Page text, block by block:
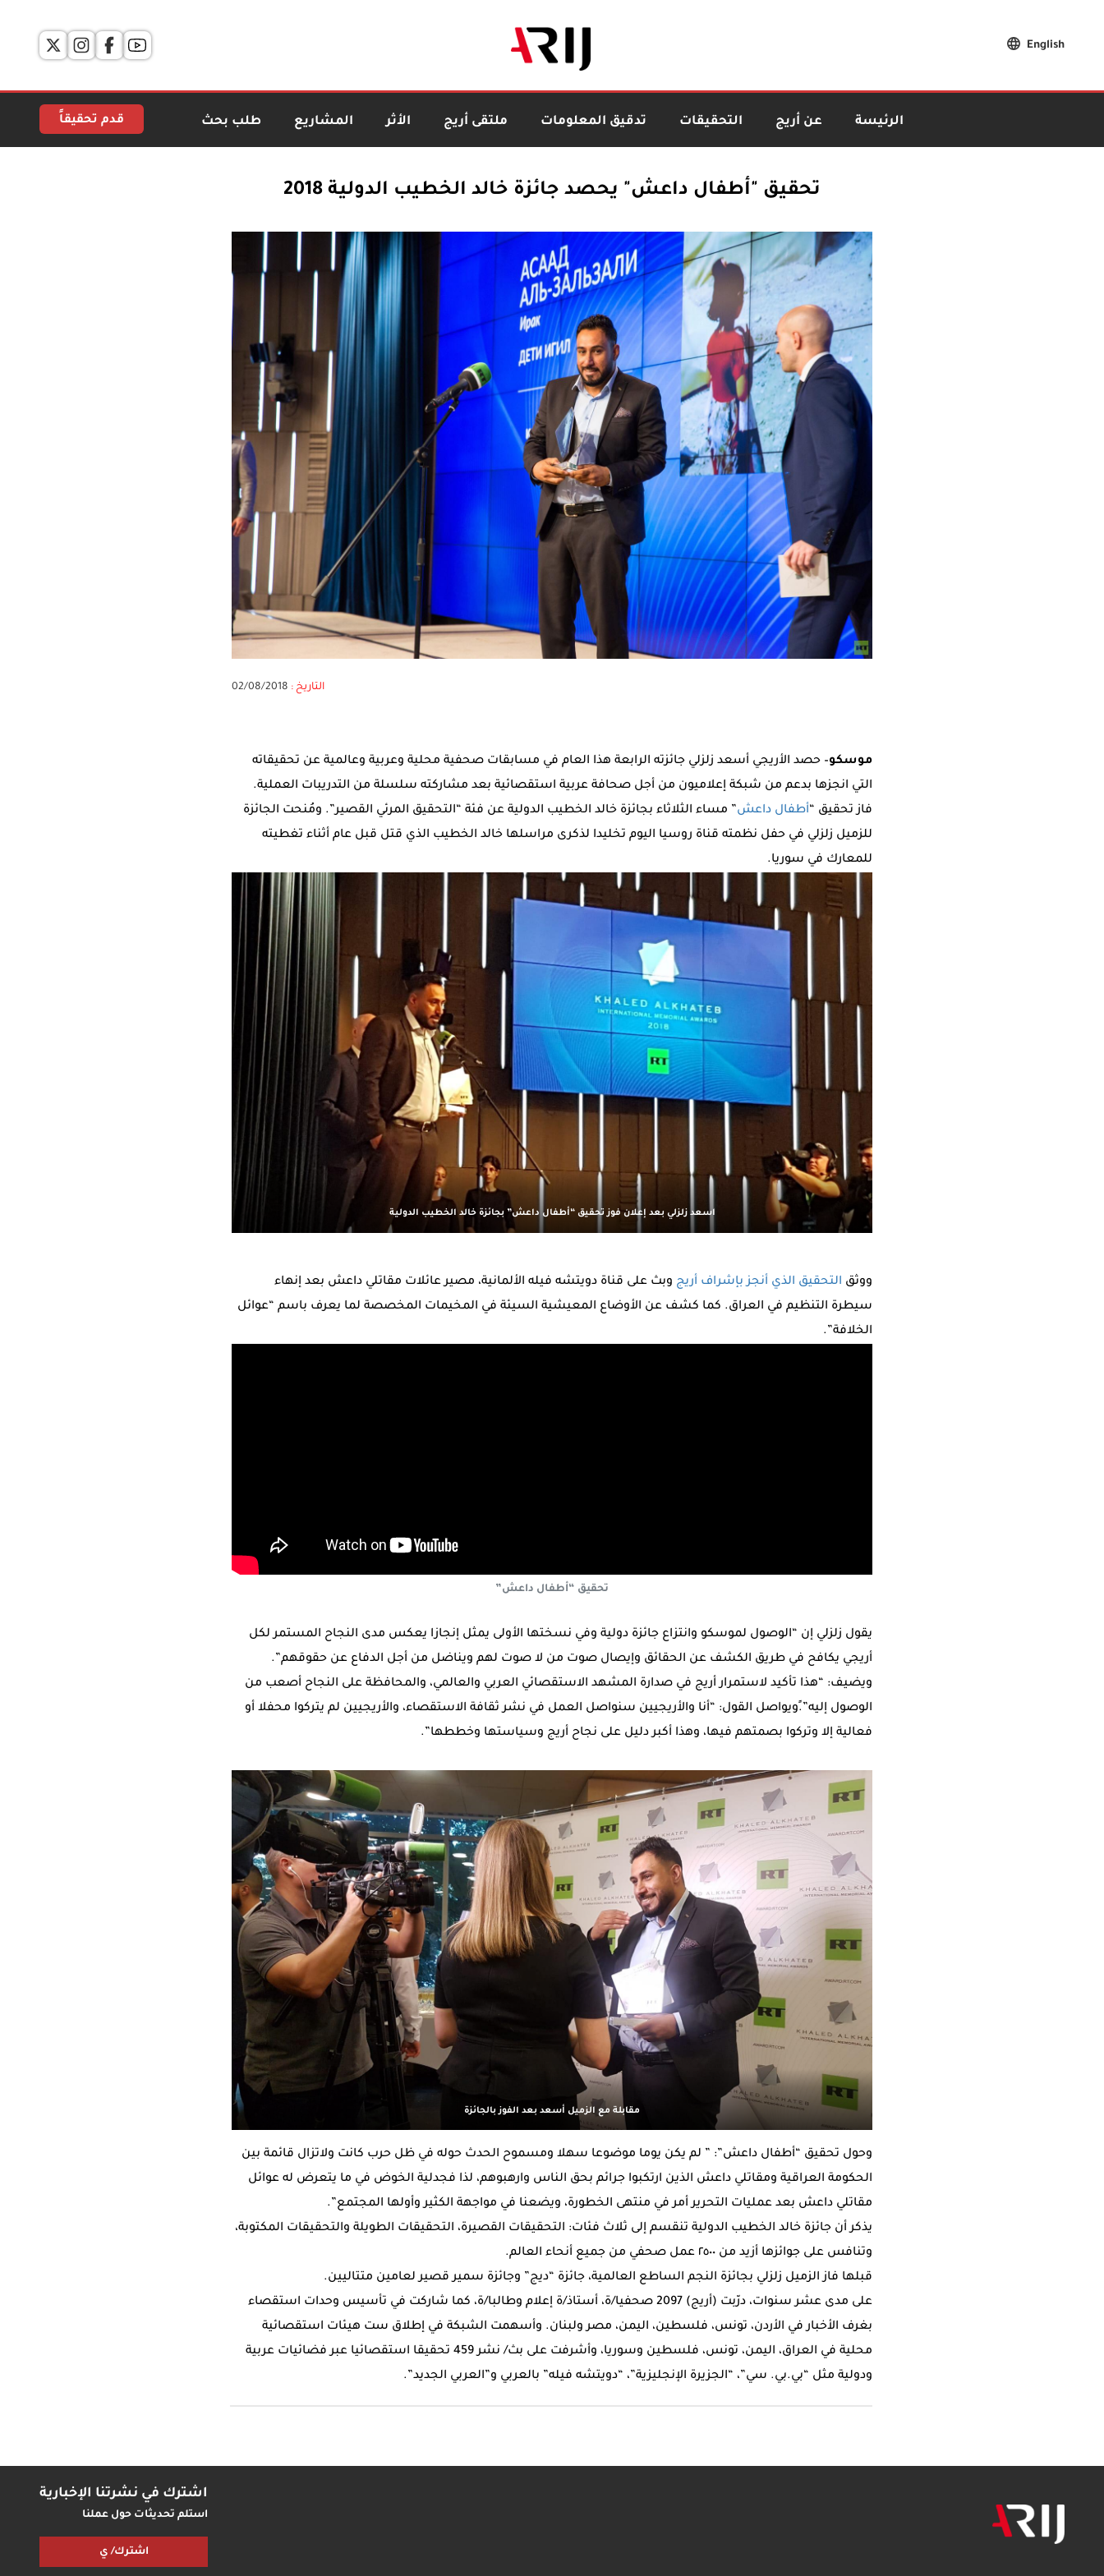
English
الرئيسة عن أريج التحقيقات تدقيق المعلومات ملتقى أريج الأثر المشاريع طلب بحث قدم تحقيقاً
تحقيق "أطفال داعش" يحصد جائزة خالد الخطيب الدولية 2018
التاريخ : 02/08/2018
موسكو– حصد الأريجي أسعد زلزلي جائزته الرابعة هذا العام في مسابقات صحفية محلية وعربية وعالمية عن تحقيقاته
التي انجزها بدعم من شبكة إعلاميون من أجل صحافة عربية استقصائية بعد مشاركته سلسلة من التدريبات العملية.
فاز تحقيق “أطفال داعش” مساء الثلاثاء بجائزة خالد الخطيب الدولية عن فئة “التحقيق المرئي القصير”. ومُنحت الجائزة
للزميل زلزلي في حفل نظمته قناة روسيا اليوم تخليدا لذكرى مراسلها خالد الخطيب الذي قتل قبل عام أثناء تغطيته
للمعارك في سوريا.
اسعد زلزلي بعد إعلان فوز تحقيق “أطفال داعش” بجائزة خالد الخطيب الدولية
ووثق التحقيق الذي أنجز بإشراف أريج وبث على قناة دويتشه فيله الألمانية، مصير عائلات مقاتلي داعش بعد إنهاء
سيطرة التنظيم في العراق. كما كشف عن الأوضاع المعيشية السيئة في المخيمات المخصصة لما يعرف باسم “عوائل
الخلافة”.
تحقيق “أطفال داعش”
يقول زلزلي إن “الوصول لموسكو وانتزاع جائزة دولية وفي نسختها الأولى يمثل إنجازا يعكس مدى النجاح المستمر لكل
أريجي يكافح في طريق الكشف عن الحقائق وإيصال صوت من لا صوت لهم ويناضل من أجل الدفاع عن حقوقهم”.
ويضيف: “هذا تأكيد لاستمرار أريج في صدارة المشهد الاستقصائي العربي والعالمي، والمحافظة على النجاح أصعب من
الوصول إليه”.ٍويواصل القول: “أنا والأريجيين سنواصل العمل في نشر ثقافة الاستقصاء، والأريجيين لم يتركوا محفلا أو
فعالية إلا وتركوا بصمتهم فيها، وهذا أكبر دليل على نجاح أريج وسياستها وخططها”.
مقابلة مع الزميل أسعد بعد الفوز بالجائزة
وحول تحقيق “أطفال داعش”: ” لم يكن يوما موضوعا سهلا ومسموح الحدث حوله في ظل حرب كانت ولاتزال قائمة بين
الحكومة العراقية ومقاتلي داعش الذين ارتكبوا جرائم بحق الناس وارهبوهم، لذا فجدلية الخوض في ما يتعرض له عوائل
مقاتلي داعش بعد عمليات التحرير أمر في منتهى الخطورة، ويضعنا في مواجهة الكثير وأولها المجتمع”.
يذكر أن جائزة خالد الخطيب الدولية تنقسم إلى ثلاث فئات: التحقيقات القصيرة، التحقيقات الطويلة والتحقيقات المكتوبة،
وتنافس على جوائزها أزيد من ٢٥٠٠ عمل صحفي من جميع أنحاء العالم.
قبلها فاز الزميل زلزلي بجائزة النجم الساطع العالمية، جائزة “ديج” وجائزة سمير قصير لعامين متتاليين.
على مدى عشر سنوات، درّبت (أريج) 2097 صحفيا/ة، أستاذ/ة إعلام وطالبا/ة، كما شاركت في تأسيس وحدات استقصاء
بغرف الأخبار في الأردن، تونس، فلسطين، اليمن، مصر ولبنان. وأسهمت الشبكة في إطلاق ست هيئات استقصائية
محلية في العراق، اليمن، تونس، فلسطين وسوريا، وأشرفت على بث/ نشر 459 تحقيقا استقصائيا عبر فضائيات عربية
ودولية مثل “بي.بي. سي”، “الجزيرة الإنجليزية”، “دويتشه فيله” بالعربي و”العربي الجديد”.
اشترك في نشرتنا الإخبارية
استلم تحديثات حول عملنا
اشترك/ ي